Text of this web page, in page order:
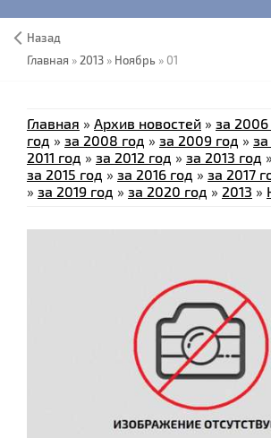
Назад
Главная » 2013 » Ноябрь » 01
Главная » Архив новостей » за 2006
год » за 2008 год » за 2009 год »
2011 год » за 2012 год » за 2013 год »
за 2015 год » за 2016 год » за 2017
» за 2019 год » за 2020 год » 2013 »